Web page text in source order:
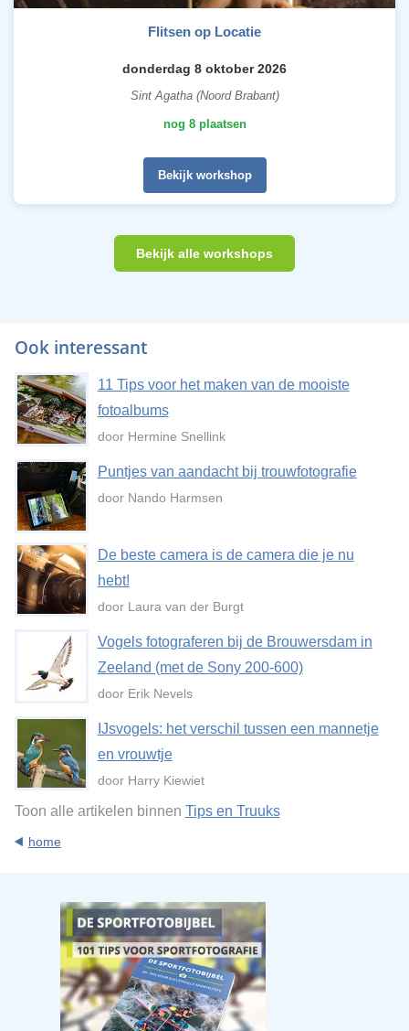
Flitsen op Locatie
donderdag 8 oktober 2026
Sint Agatha (Noord Brabant)
nog 8 plaatsen
Bekijk workshop
Bekijk alle workshops
Ook interessant
11 Tips voor het maken van de mooiste
fotoalbums
door Hermine Snellink
Puntjes van aandacht bij trouwfotografie
door Nando Harmsen
De beste camera is de camera die je nu
hebt!
door Laura van der Burgt
Vogels fotograferen bij de Brouwersdam in
Zeeland (met de Sony 200-600)
door Erik Nevels
IJsvogels: het verschil tussen een mannetje
en vrouwtje
door Harry Kiewiet
Toon alle artikelen binnen Tips en Truuks
home